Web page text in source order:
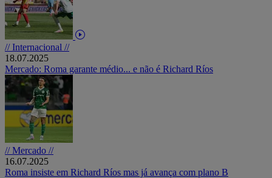
// Internacional //
18.07.2025
Mercado: Roma garante médio... e não é Richard Ríos
// Mercado //
16.07.2025
Roma insiste em Richard Ríos mas já avança com plano B